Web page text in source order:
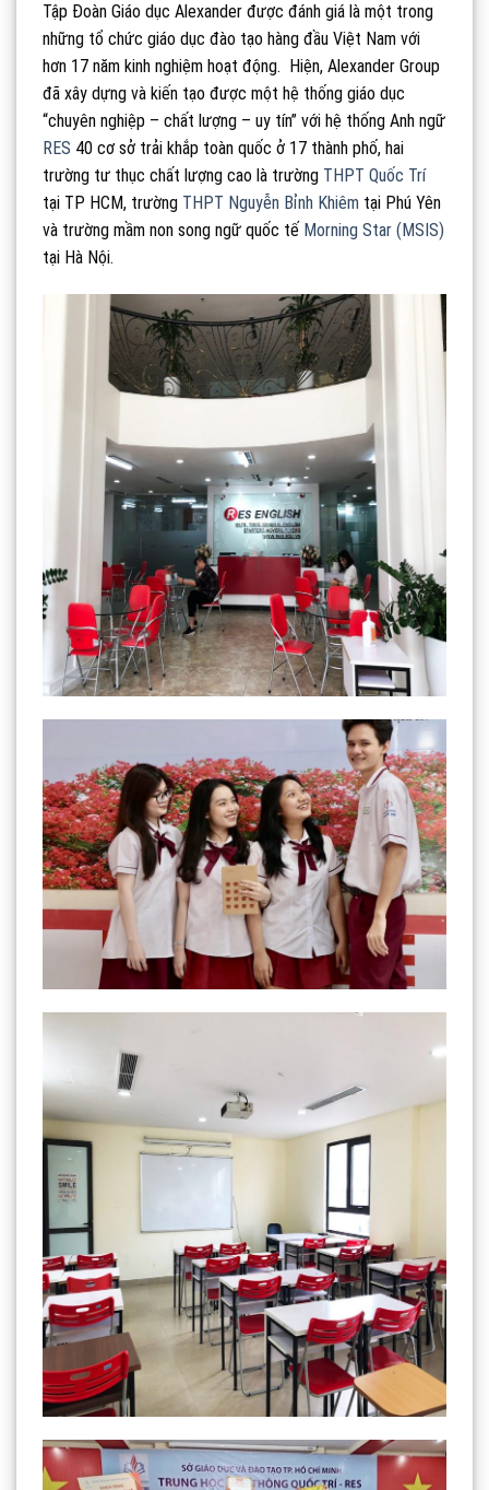
Tập Đoàn Giáo dục Alexander được đánh giá là một trong
những tổ chức giáo dục đào tạo hàng đầu Việt Nam với
hơn 17 năm kinh nghiệm hoạt động. Hiện, Alexander Group
đã xây dựng và kiến tạo được một hệ thống giáo dục
“chuyên nghiệp – chất lượng – uy tín” với hệ thống Anh ngữ
RES 40 cơ sở trải khắp toàn quốc ở 17 thành phố, hai
trường tư thục chất lượng cao là trường THPT Quốc Trí
tại TP HCM, trường THPT Nguyễn Bỉnh Khiêm tại Phú Yên
và trường mầm non song ngữ quốc tế Morning Star (MSIS)
tại Hà Nội.